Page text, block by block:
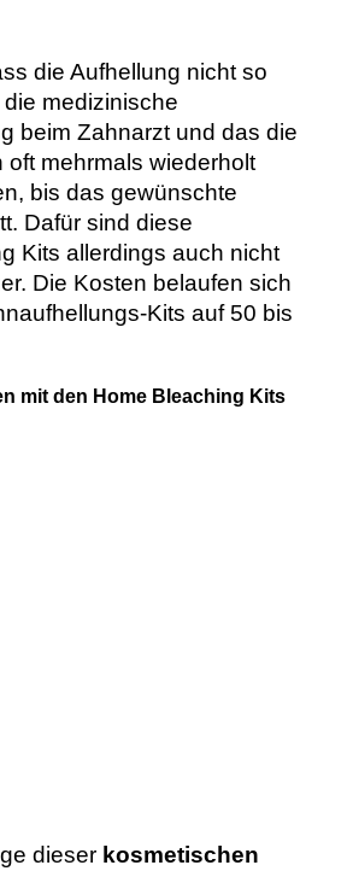
die Aufhellung nicht so
medizinische
beim Zahnarzt und das die
mehrmals wiederholt
bis das gewünschte
Dafür sind diese
Kits allerdings auch nicht
Die Kosten belaufen sich
Kits auf 50 bis
mit den Home Bleaching Kits
dieser kosmetischen